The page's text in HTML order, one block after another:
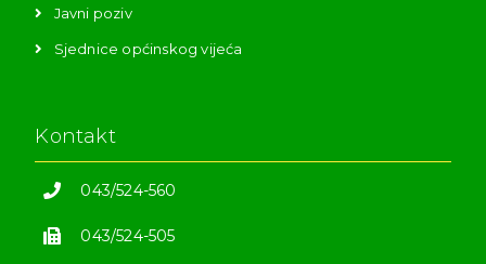
Javni poziv
Sjednice općinskog vijeća
Kontakt
043/524-560
043/524-505